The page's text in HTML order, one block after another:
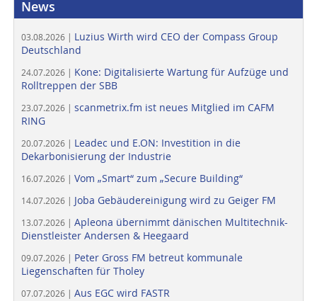
News
03.08.2026 | Luzius Wirth wird CEO der Compass Group
Deutschland
24.07.2026 | Kone: Digitalisierte Wartung für Aufzüge und
Rolltreppen der SBB
23.07.2026 | scanmetrix.fm ist neues Mitglied im CAFM
RING
20.07.2026 | Leadec und E.ON: Investition in die
Dekarbonisierung der Industrie
16.07.2026 | Vom „Smart“ zum „Secure Building“
14.07.2026 | Joba Gebäudereinigung wird zu Geiger FM
13.07.2026 | Apleona übernimmt dänischen Multitechnik-
Dienstleister Andersen & Heegaard
09.07.2026 | Peter Gross FM betreut kommunale
Liegenschaften für Tholey
07.07.2026 | Aus EGC wird FASTR